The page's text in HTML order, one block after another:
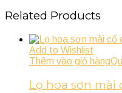
Related Products
Add to Wishlist
Thêm vào giỏ hàng
Lọ hoa sơn mài